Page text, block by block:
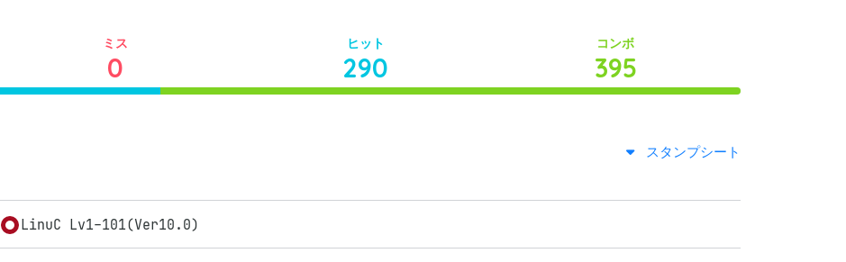
ミス
0
ヒット
290
コンボ
395
スタンプシート
LinuC Lv1-101(Ver10.0)